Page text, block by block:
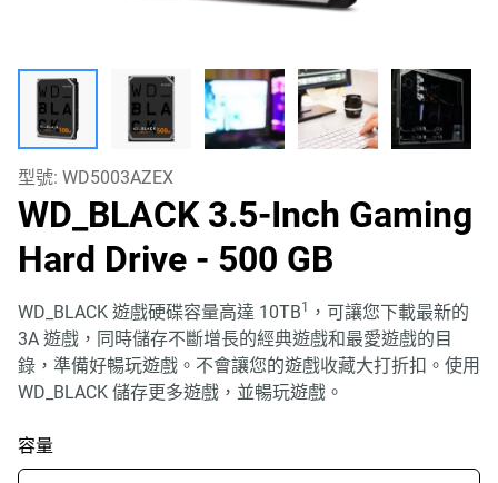
型號: WD5003AZEX
WD_BLACK 3.5-Inch Gaming
Hard Drive - 500 GB
WD_BLACK 遊戲硬碟容量高達 10TB1
，可讓您下載最新的
3A 遊戲，同時儲存不斷增長的經典遊戲和最愛遊戲的目
錄，準備好暢玩遊戲。不會讓您的遊戲收藏大打折扣。使用
WD_BLACK 儲存更多遊戲，並暢玩遊戲。
容量